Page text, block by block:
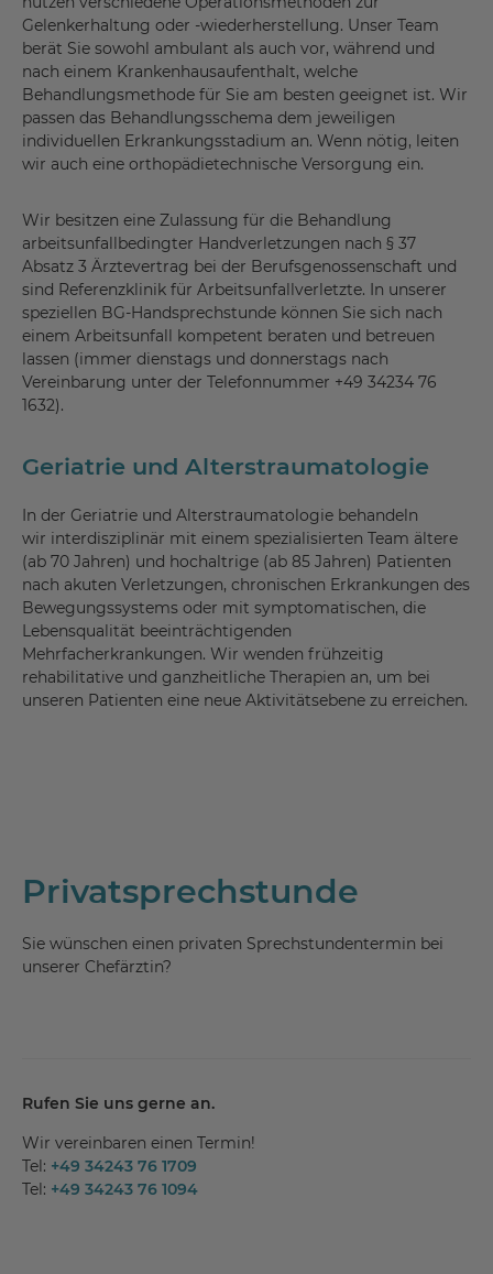
Gelenkerhaltung oder -wiederherstellung. Unser Team
berät Sie sowohl ambulant als auch vor, während und
nach einem Krankenhausaufenthalt, welche
Behandlungsmethode für Sie am besten geeignet ist. Wir
passen das Behandlungsschema dem jeweiligen
individuellen Erkrankungsstadium an. Wenn nötig, leiten
wir auch eine orthopädietechnische Versorgung ein.
Wir besitzen eine Zulassung für die Behandlung
arbeitsunfallbedingter Handverletzungen nach § 37
Absatz 3 Ärztevertrag bei der Berufsgenossenschaft und
sind Referenzklinik für Arbeitsunfallverletzte. In unserer
speziellen BG-Handsprechstunde können Sie sich nach
einem Arbeitsunfall kompetent beraten und betreuen
lassen (immer dienstags und donnerstags nach
Vereinbarung unter der Telefonnummer +49 34234 76
1632).
Geriatrie und Alterstraumatologie
In der Geriatrie und Alterstraumatologie behandeln
wir interdisziplinär mit einem spezialisierten Team ältere
(ab 70 Jahren) und hochaltrige (ab 85 Jahren) Patienten
nach akuten Verletzungen, chronischen Erkrankungen des
Bewegungssystems oder mit symptomatischen, die
Lebensqualität beeinträchtigenden
Mehrfacherkrankungen. Wir wenden frühzeitig
rehabilitative und ganzheitliche Therapien an, um bei
unseren Patienten eine neue Aktivitätsebene zu erreichen.
Privatsprechstunde
Sie wünschen einen privaten Sprechstundentermin bei
unserer Chefärztin?
Rufen Sie uns gerne an.
Wir vereinbaren einen Termin!
Tel: +49 34243 76 1709
Tel: +49 34243 76 1094